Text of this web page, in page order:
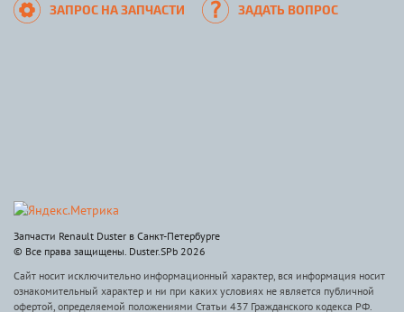
ЗАПРОС НА ЗАПЧАСТИ ЗАДАТЬ ВОПРОС
Запчасти Renault Duster в Санкт-Петербурге
© Все права защищены. Duster.SPb 2026
Сайт носит исключительно информационный характер, вся информация носит
ознакомительный характер и ни при каких условиях не является публичной
офертой, определяемой положениями Статьи 437 Гражданского кодекса РФ.